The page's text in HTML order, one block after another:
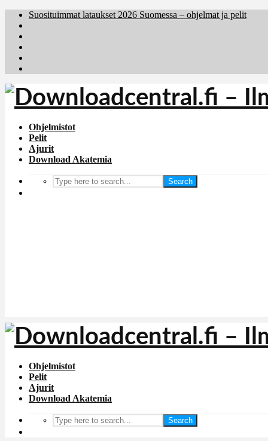
Suosituimmat lataukset 2026 Suomessa – ohjelmat ja pelit
Ohjelmistot
Pelit
Ajurit
Download Akatemia
Search
Ohjelmistot
Pelit
Ajurit
Download Akatemia
Search